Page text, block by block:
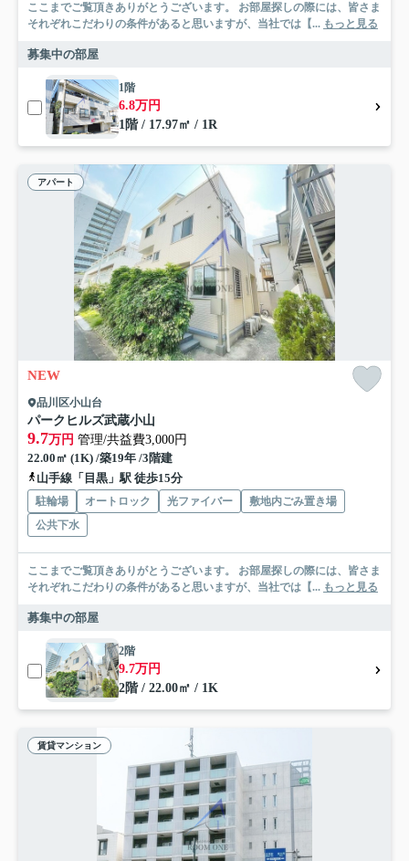
ここまでご覧頂きありがとうございます。 お部屋探しの際には、皆さま
それぞれこだわりの条件があると思いますが、当社では【... もっと見る
募集中の部屋
1階
6.8万円
1階 / 17.97㎡ / 1R
アパート
NEW
品川区小山台
パークヒルズ武蔵小山
9.7万円 管理/共益費3,000円
22.00㎡ (1K) /築19年 /3階建
山手線「目黒」駅 徒歩15分
駐輪場 オートロック 光ファイバー
敷地内ごみ置き場
公共下水
ここまでご覧頂きありがとうございます。 お部屋探しの際には、皆さま
それぞれこだわりの条件があると思いますが、当社では【... もっと見る
募集中の部屋
2階
9.7万円
2階 / 22.00㎡ / 1K
賃貸マンション